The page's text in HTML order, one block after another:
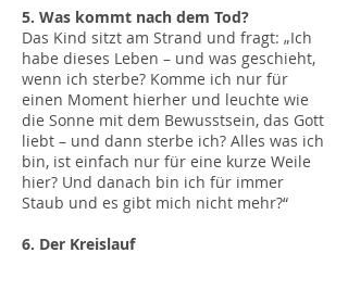
5. Was kommt nach dem Tod?
Das Kind sitzt am Strand und fragt: „Ich
habe dieses Leben – und was geschieht,
wenn ich sterbe? Komme ich nur für
einen Moment hierher und leuchte wie
die Sonne mit dem Bewusstsein, das Gott
liebt – und dann sterbe ich? Alles was ich
bin, ist einfach nur für eine kurze Weile
hier? Und danach bin ich für immer
Staub und es gibt mich nicht mehr?“
6. Der Kreislauf